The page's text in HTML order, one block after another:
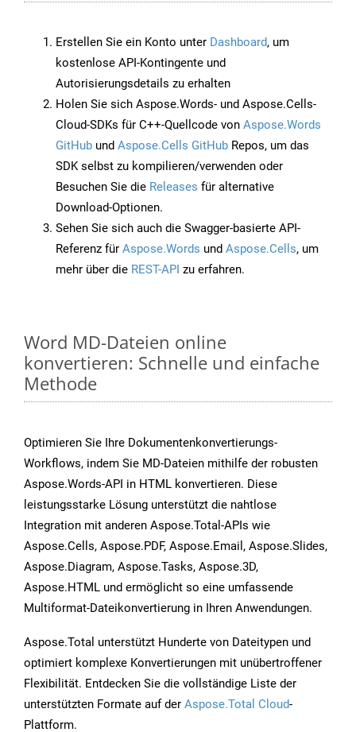
Erstellen Sie ein Konto unter Dashboard, um
kostenlose API-Kontingente und
Autorisierungsdetails zu erhalten
Holen Sie sich Aspose.Words- und Aspose.Cells-
Cloud-SDKs für C++-Quellcode von Aspose.Words
GitHub und Aspose.Cells GitHub Repos, um das
SDK selbst zu kompilieren/verwenden oder
Besuchen Sie die Releases für alternative
Download-Optionen.
Sehen Sie sich auch die Swagger-basierte API-
Referenz für Aspose.Words und Aspose.Cells, um
mehr über die REST-API zu erfahren.
Word MD-Dateien online
konvertieren: Schnelle und einfache
Methode
Optimieren Sie Ihre Dokumentenkonvertierungs-
Workflows, indem Sie MD-Dateien mithilfe der robusten
Aspose.Words-API in HTML konvertieren. Diese
leistungsstarke Lösung unterstützt die nahtlose
Integration mit anderen Aspose.Total-APIs wie
Aspose.Cells, Aspose.PDF, Aspose.Email, Aspose.Slides,
Aspose.Diagram, Aspose.Tasks, Aspose.3D,
Aspose.HTML und ermöglicht so eine umfassende
Multiformat-Dateikonvertierung in Ihren Anwendungen.
Aspose.Total unterstützt Hunderte von Dateitypen und
optimiert komplexe Konvertierungen mit unübertroffener
Flexibilität. Entdecken Sie die vollständige Liste der
unterstützten Formate auf der Aspose.Total Cloud-
Plattform.